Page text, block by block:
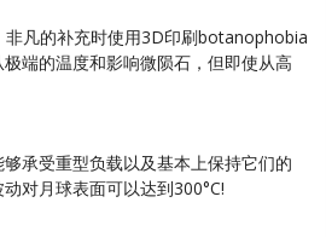
凡的补充时使用3D印刷botanophobia
端的温度和影响微陨石，但即使从高
承受重型负载以及基本上保持它们的
对月球表面可以达到300°C!